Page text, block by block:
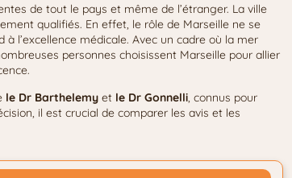
de tout le pays et même de l’étranger. La ville
qualifiés. En effet, le rôle de Marseille ne se
l’excellence médicale. Avec un cadre où la mer
personnes choisissent Marseille pour allier
le Dr Barthelemy et le Dr Gonnelli, connus pour
il est crucial de comparer les avis et les